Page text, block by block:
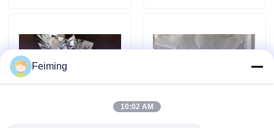
Fordern Sie ein Zitat
Polyimide-Monomere
Feiming
10:02 AM